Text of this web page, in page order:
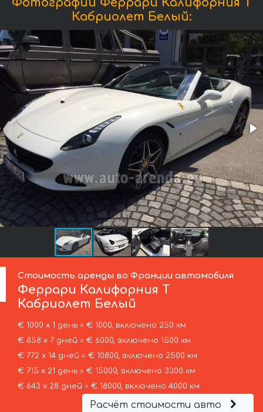
Кабриолет Белый:
Стоимость аренды во Франции автомобиля
Феррари Калифорния Т
Кабриолет Белый
€ 1000 х 1 день = € 1000, включено 250 км
€ 858 х 7 дней = € 6000, включено 1500 км
€ 772 х 14 дней = € 10800, включено 2500 км
€ 715 х 21 день = € 15000, включено 3300 км
€ 643 х 28 дней = € 18000, включено 4000 км
Расчёт стоимости авто